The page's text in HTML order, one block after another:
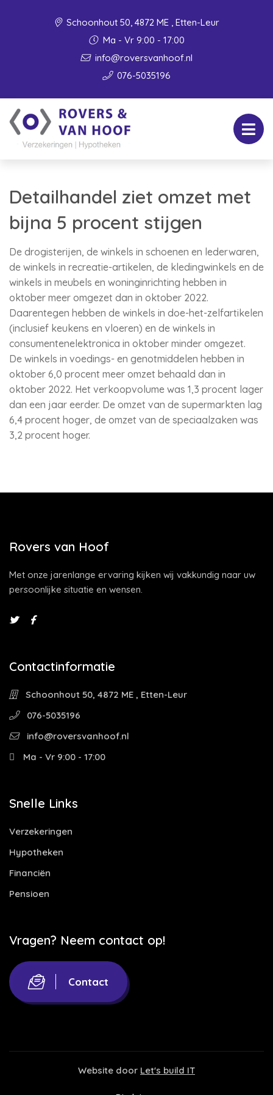
Schoonhout 50, 4872 ME , Etten-Leur
Ma - Vr 9:00 - 17:00
info@roversvanhoof.nl
076-5035196
Detailhandel ziet omzet met
bijna 5 procent stijgen
De drogisterijen, de winkels in schoenen en lederwaren,
de winkels in recreatie-artikelen, de kledingwinkels en de
winkels in meubels en woninginrichting hebben in
oktober meer omgezet dan in oktober 2022.
Daarentegen hebben de winkels in doe-het-zelfartikelen
(inclusief keukens en vloeren) en de winkels in
consumentenelektronica in oktober minder omgezet.
De winkels in voedings- en genotmiddelen hebben in
oktober 6,0 procent meer omzet behaald dan in
oktober 2022. Het verkoopvolume was 1,3 procent lager
dan een jaar eerder. De omzet van de supermarkten lag
6,4 procent hoger, de omzet van de speciaalzaken was
3,2 procent hoger.
Rovers van Hoof
Met onze jarenlange ervaring kijken wij vakkundig naar uw
persoonlijke situatie en wensen.
Contactinformatie
Schoonhout 50, 4872 ME , Etten-Leur
076-5035196
info@roversvanhoof.nl
Ma - Vr 9:00 - 17:00
Snelle Links
Verzekeringen
Hypotheken
Financiën
Pensioen
Vragen? Neem contact op!
Contact
Website door Let's build IT